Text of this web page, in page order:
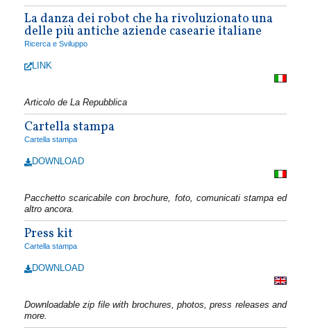
La danza dei robot che ha rivoluzionato una
delle più antiche aziende casearie italiane
Ricerca e Sviluppo
LINK
Articolo de La Repubblica
Cartella stampa
Cartella stampa
DOWNLOAD
Pacchetto scaricabile con brochure, foto, comunicati stampa ed
altro ancora.
Press kit
Cartella stampa
DOWNLOAD
Downloadable zip file with brochures, photos, press releases and
more.